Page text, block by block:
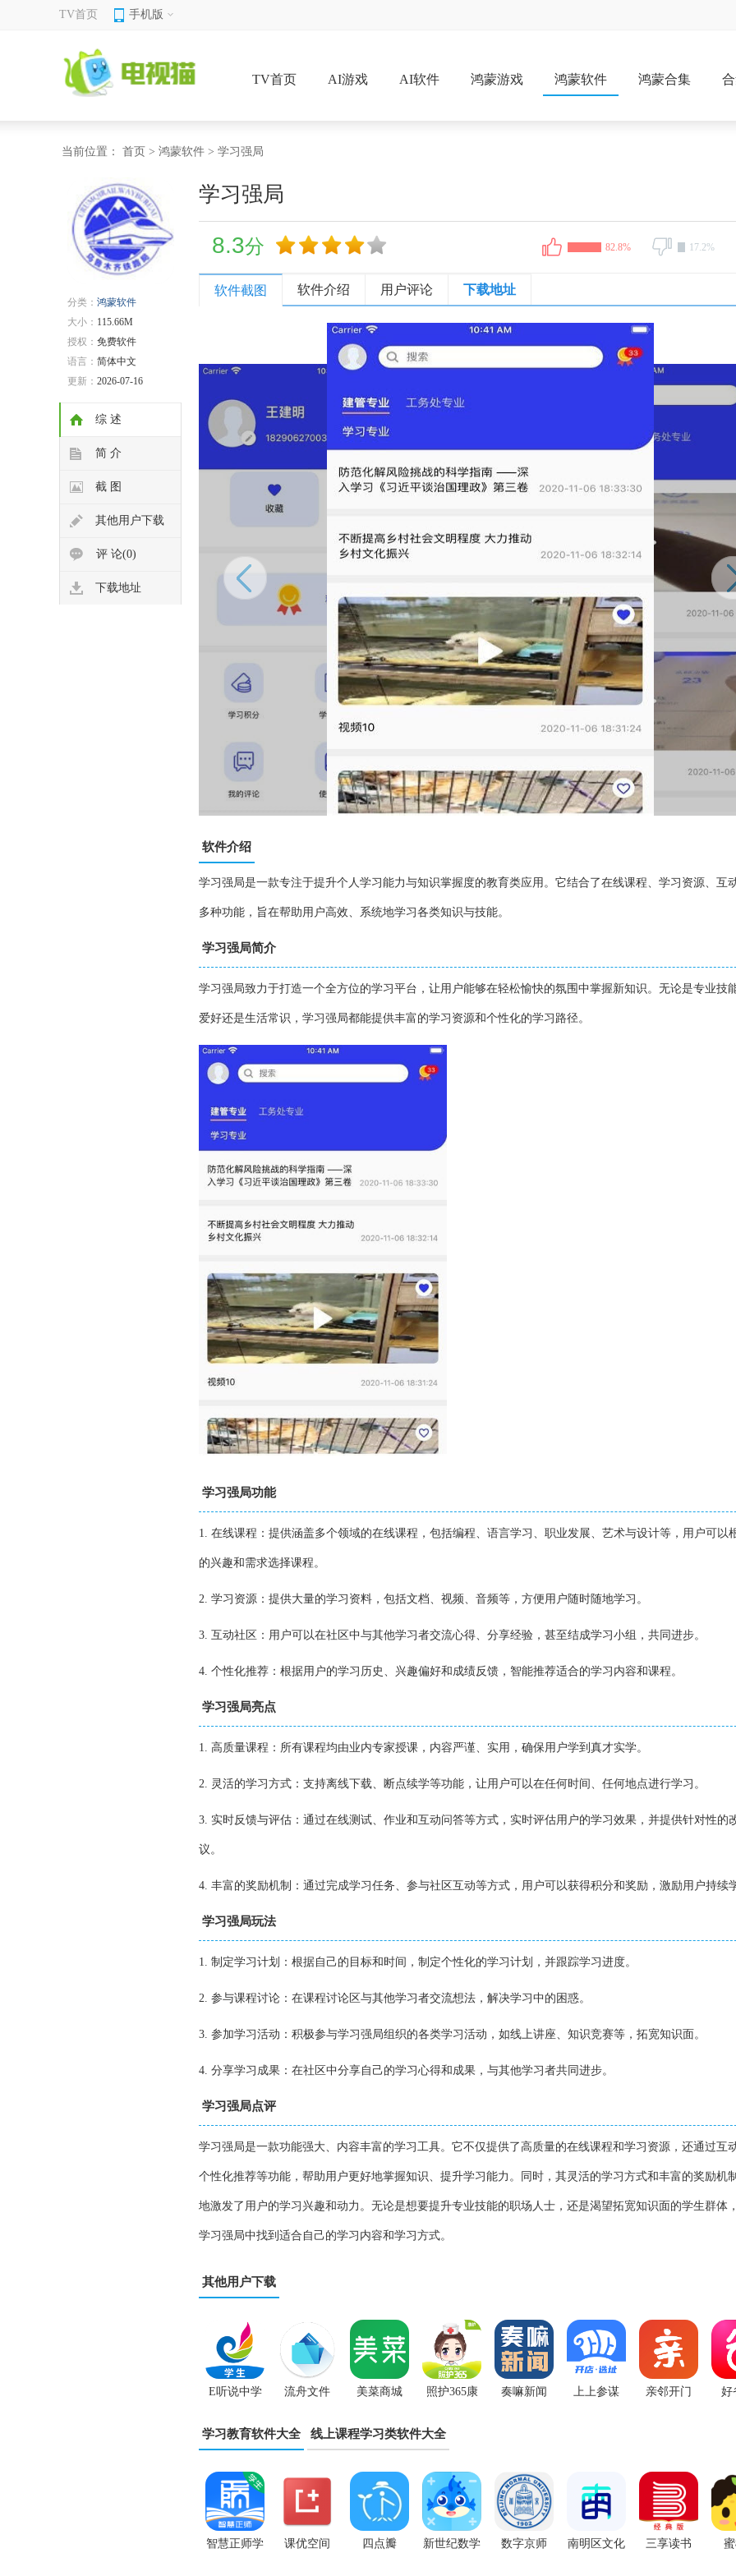
TV首页 手机版
TV首页 AI游戏 AI软件 鸿蒙游戏 鸿蒙软件 鸿蒙合集
当前位置： 首页 > 鸿蒙软件 > 学习强局
分类： 鸿蒙软件
大小： 115.66M
授权： 免费软件
语言： 简体中文
更新： 2026-07-16
综 述
简 介
截 图
其他用户下载
评 论(0)
下载地址
学习强局
8.3分 82.8% 17.2%
软件截图 软件介绍 用户评论 下载地址
软件介绍
学习强局是一款专注于提升个人学习能力与知识掌握度的教育类应用。它结合了在线课程、学习资源、互
多种功能，旨在帮助用户高效、系统地学习各类知识与技能。
学习强局简介
学习强局致力于打造一个全方位的学习平台，让用户能够在轻松愉快的氛围中掌握新知识。无论是专业技
爱好还是生活常识，学习强局都能提供丰富的学习资源和个性化的学习路径。
学习强局功能
1. 在线课程：提供涵盖多个领域的在线课程，包括编程、语言学习、职业发展、艺术与设计等，用户可以
的兴趣和需求选择课程。
2. 学习资源：提供大量的学习资料，包括文档、视频、音频等，方便用户随时随地学习。
3. 互动社区：用户可以在社区中与其他学习者交流心得、分享经验，甚至结成学习小组，共同进步。
4. 个性化推荐：根据用户的学习历史、兴趣偏好和成绩反馈，智能推荐适合的学习内容和课程。
学习强局亮点
1. 高质量课程：所有课程均由业内专家授课，内容严谨、实用，确保用户学到真才实学。
2. 灵活的学习方式：支持离线下载、断点续学等功能，让用户可以在任何时间、任何地点进行学习。
3. 实时反馈与评估：通过在线测试、作业和互动问答等方式，实时评估用户的学习效果，并提供针对性的
议。
4. 丰富的奖励机制：通过完成学习任务、参与社区互动等方式，用户可以获得积分和奖励，激励用户持续
学习强局玩法
1. 制定学习计划：根据自己的目标和时间，制定个性化的学习计划，并跟踪学习进度。
2. 参与课程讨论：在课程讨论区与其他学习者交流想法，解决学习中的困惑。
3. 参加学习活动：积极参与学习强局组织的各类学习活动，如线上讲座、知识竞赛等，拓宽知识面。
4. 分享学习成果：在社区中分享自己的学习心得和成果，与其他学习者共同进步。
学习强局点评
学习强局是一款功能强大、内容丰富的学习工具。它不仅提供了高质量的在线课程和学习资源，还通过互
个性化推荐等功能，帮助用户更好地掌握知识、提升学习能力。同时，其灵活的学习方式和丰富的奖励机
地激发了用户的学习兴趣和动力。无论是想要提升专业技能的职场人士，还是渴望拓宽知识面的学生群体
学习强局中找到适合自己的学习内容和学习方式。
其他用户下载
E听说中学
App
流舟文件
app
美菜商城
App
照护365康
护端app
奏嘛新闻 上上参谋 亲邻开门 好
学习教育软件大全 线上课程学习类软件大全
智慧正师学 课优空间 四点瓣 新世纪数学 数字京师 南明区文化 三享读书